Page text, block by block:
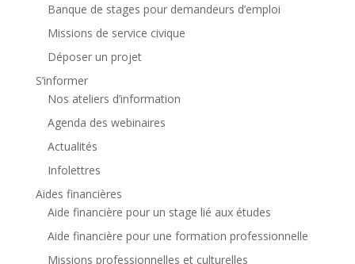
Banque de stages pour demandeurs d’emploi
Missions de service civique
Déposer un projet
S’informer
Nos ateliers d’information
Agenda des webinaires
Actualités
Infolettres
Aides financières
Aide financière pour un stage lié aux études
Aide financière pour une formation professionnelle
Missions professionnelles et culturelles